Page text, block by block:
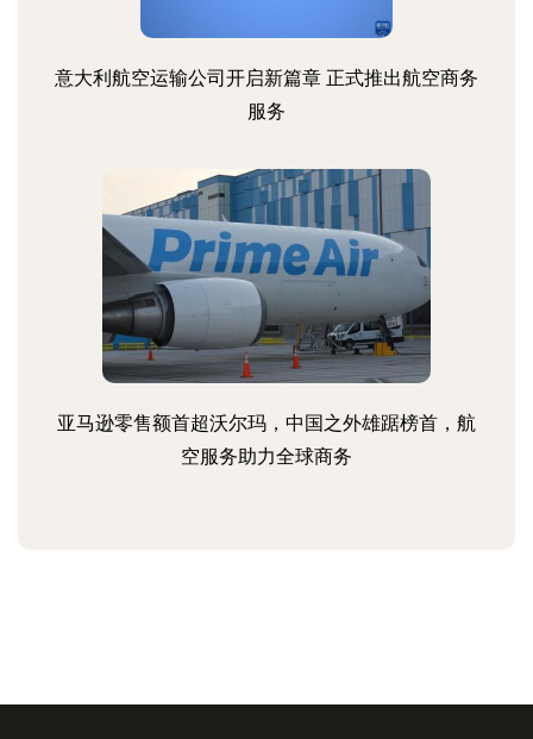
意大利航空运输公司开启新篇章 正式推出航空商务
服务
亚马逊零售额首超沃尔玛，中国之外雄踞榜首，航
空服务助力全球商务